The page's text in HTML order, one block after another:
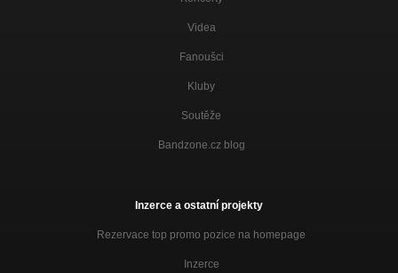
Videa
Fanoušci
Kluby
Soutěže
Bandzone.cz blog
Inzerce a ostatní projekty
Rezervace top promo pozice na homepage
Inzerce